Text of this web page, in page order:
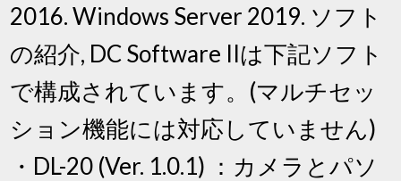
2016. Windows Server 2019. ソフト
の紹介, DC Software IIは下記ソフト
で構成されています。(マルチセッ
ション機能には対応していません)
・DL-20 (Ver. 1.0.1) ：カメラとパソ